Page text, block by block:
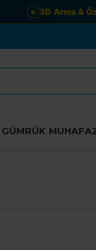
3D Arma & Özel
GÜMRÜK